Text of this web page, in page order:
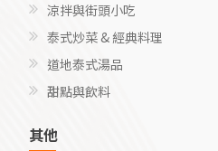
涼拌與街頭小吃
泰式炒菜 & 經典料理
道地泰式湯品
甜點與飲料
其他